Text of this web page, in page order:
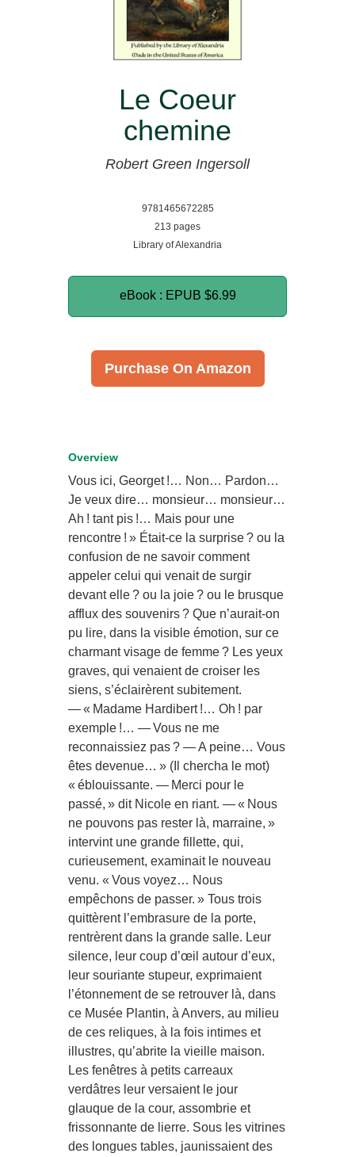
Le Coeur
chemine
Robert Green Ingersoll
9781465672285
213 pages
Library of Alexandria
eBook : EPUB $6.99
Purchase On Amazon
Overview
Vous ici, Georget !… Non… Pardon…
Je veux dire… monsieur… monsieur…
Ah ! tant pis !… Mais pour une
rencontre ! » Était-ce la surprise ? ou la
confusion de ne savoir comment
appeler celui qui venait de surgir
devant elle ? ou la joie ? ou le brusque
afflux des souvenirs ? Que n’aurait-on
pu lire, dans la visible émotion, sur ce
charmant visage de femme ? Les yeux
graves, qui venaient de croiser les
siens, s’éclairèrent subitement.
— « Madame Hardibert !… Oh ! par
exemple !… — Vous ne me
reconnaissiez pas ? — A peine… Vous
êtes devenue… » (Il chercha le mot)
« éblouissante. — Merci pour le
passé, » dit Nicole en riant. — « Nous
ne pouvons pas rester là, marraine, »
intervint une grande fillette, qui,
curieusement, examinait le nouveau
venu. « Vous voyez… Nous
empêchons de passer. » Tous trois
quittèrent l’embrasure de la porte,
rentrèrent dans la grande salle. Leur
silence, leur coup d’œil autour d’eux,
leur souriante stupeur, exprimaient
l’étonnement de se retrouver là, dans
ce Musée Plantin, à Anvers, au milieu
de ces reliques, à la fois intimes et
illustres, qu’abrite la vieille maison.
Les fenêtres à petits carreaux
verdâtres leur versaient le jour
glauque de la cour, assombrie et
frissonnante de lierre. Sous les vitrines
des longues tables, jaunissaient des